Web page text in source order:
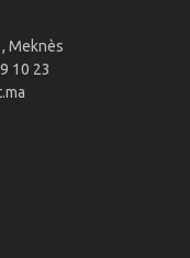
Meknès
10 23